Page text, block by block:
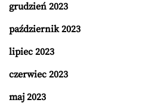
grudzień 2023
październik 2023
lipiec 2023
czerwiec 2023
maj 2023